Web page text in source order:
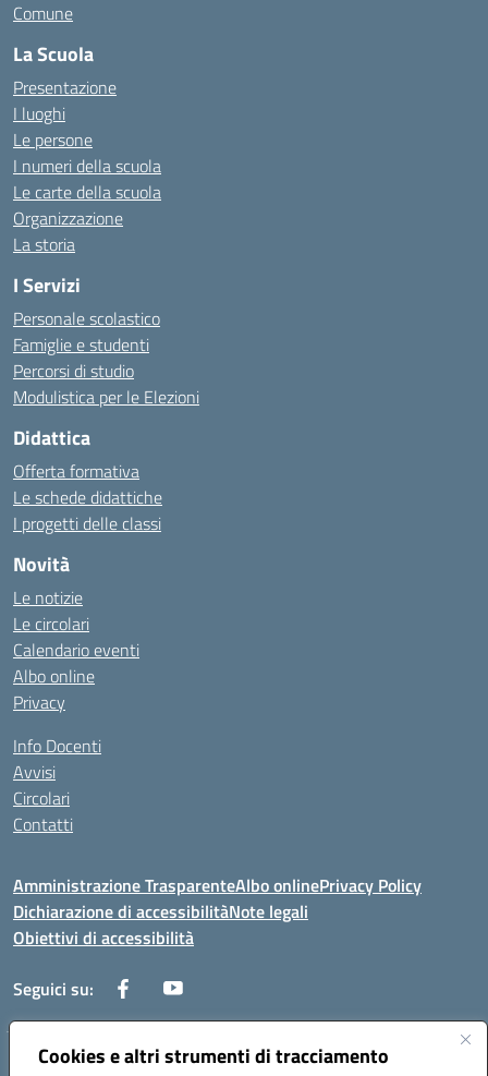
Cookies e altri strumenti di tracciamento
Comune
La Scuola
Presentazione
I luoghi
Le persone
I numeri della scuola
Le carte della scuola
Organizzazione
La storia
I Servizi
Personale scolastico
Famiglie e studenti
Percorsi di studio
Modulistica per le Elezioni
Didattica
Offerta formativa
Le schede didattiche
I progetti delle classi
Novità
Le notizie
Le circolari
Calendario eventi
Albo online
Privacy
Info Docenti
Avvisi
Circolari
Contatti
Amministrazione TrasparenteAlbo onlinePrivacy Policy
Dichiarazione di accessibilitàNote legali
Obiettivi di accessibilità
Seguici su:
Corso Roma, 1 71100 FOGGIA (FG)